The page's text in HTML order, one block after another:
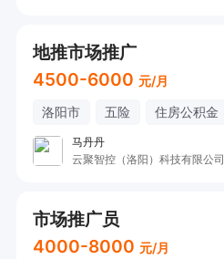
地推市场推广
4500-6000 元/月
洛阳市 五险 住房公积金
马丹丹
云聚智控（洛阳）科技有限公司
市场推广员
4000-8000 元/月